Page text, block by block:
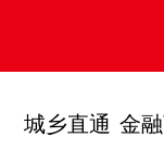
城乡直通 金